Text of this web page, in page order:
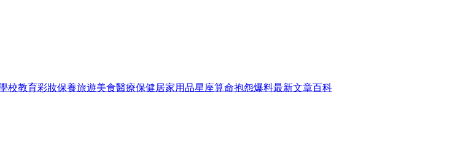
校教育彩妝保養旅遊美食醫療保健居家用品星座算命抱怨爆料最新文章百科